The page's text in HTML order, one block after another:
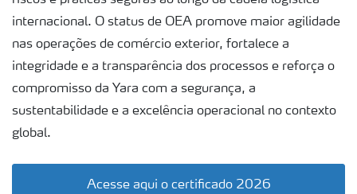
internacional. O status de OEA promove maior agilidade
nas operações de comércio exterior, fortalece a
integridade e a transparência dos processos e reforça o
compromisso da Yara com a segurança, a
sustentabilidade e a excelência operacional no contexto
global.
Acesse aqui o certificado 2026